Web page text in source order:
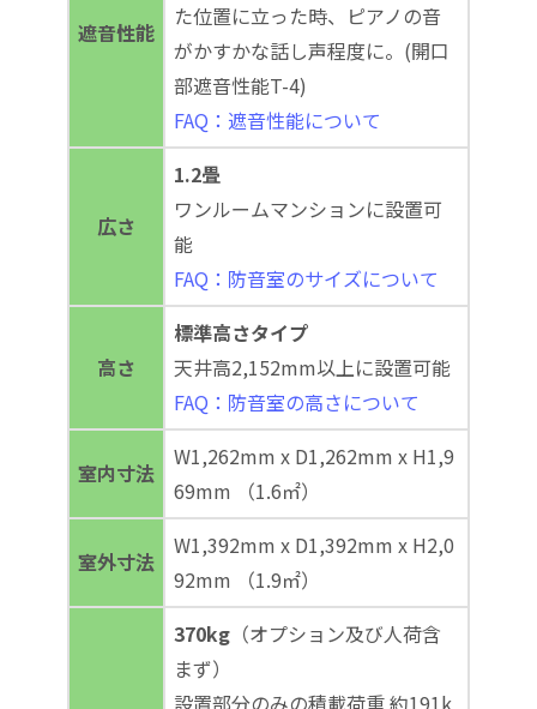
遮音性能
た位置に立った時、ピアノの音
がかすかな話し声程度に。(開口
部遮音性能T-4)
FAQ：遮音性能について
広さ
1.2畳
ワンルームマンションに設置可
能
FAQ：防音室のサイズについて
高さ
標準高さタイプ
天井高2,152mm以上に設置可能
FAQ：防音室の高さについて
室内寸法
W1,262mm x D1,262mm x H1,9
69mm （1.6㎡）
室外寸法
W1,392mm x D1,392mm x H2,0
92mm （1.9㎡）
370kg （オプション及び人荷含
まず）